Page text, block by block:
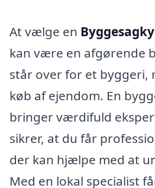
At vælge en
kan være en afgørende
står over for et byggeri,
køb af ejendom. En
bringer værdifuld
sikrer, at du får
der kan hjælpe med at
Med en lokal specialist